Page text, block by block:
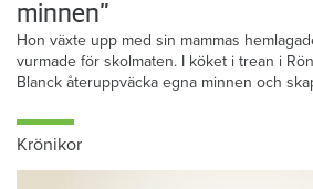
minnen”
Hon växte upp med sin mammas
vurmade för skolmaten. I köket i trean i
Blanck återuppväcka egna minnen och
Krönikor